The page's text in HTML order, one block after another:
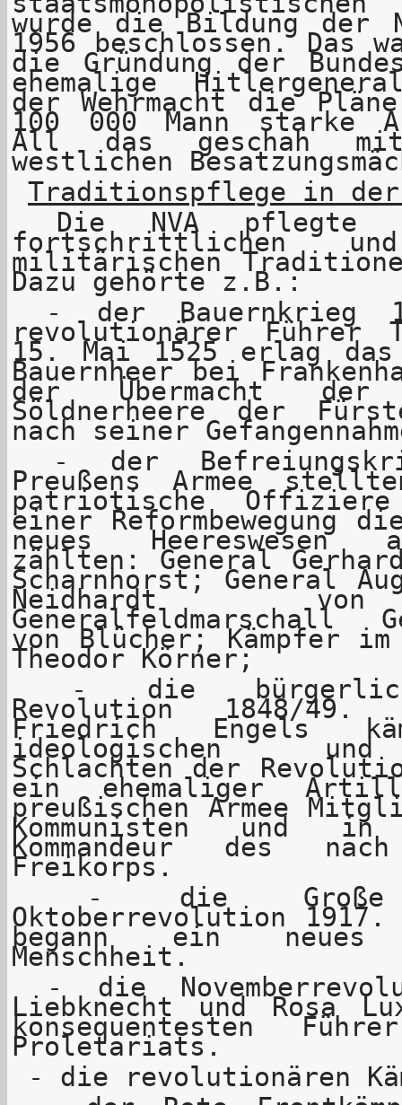
wurde die Bildung der
1956 beschlossen. Das
die Gründung der
ehemalige
der Wehrmacht die
100 000 Mann starke
All das geschah
westlichen
Traditionspflege in der
Die NVA pflegte
fortschrittlichen
militärischen
Dazu gehörte z.B.:
- der Bauernkrieg
revolutionärer Führer
15. Mai 1525 erlag
Bauernheer bei
der Übermacht der
Söldnerheere der
nach seiner
- der
Preußens Armee
patriotische
einer Reformbewegung
neues Heereswesen
zählten: General
Scharnhorst; General
Neidhardt von
Generalfeldmarschall
von Blücher; Kämpfer
Theodor Körner;
- die bürgerlich
Revolution 1848/
Friedrich Engels
ideologischen
Schlachten der
ein ehemaliger
preußischen Armee
Kommunisten und
Kommandeur des
Freikorps.
- die Große
Oktoberrevolution
begann ein
Menschheit.
- die
Liebknecht und Rosa
konsequentesten
Proletariats.
- die revolutionären